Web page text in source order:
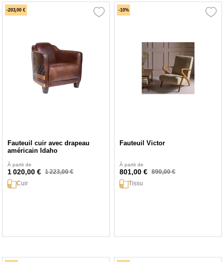
-203,00 €
Fauteuil cuir avec drapeau
américain Idaho
À partir de
1 020,00 € 1 223,00 €
Cuir
-10%
Fauteuil Victor
À partir de
801,00 € 890,00 €
Tissu